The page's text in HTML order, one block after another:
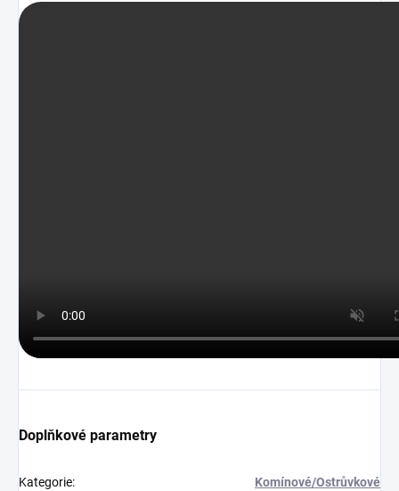
Doplňkové parametry
Kategorie: Komínové/Ostrůvkové